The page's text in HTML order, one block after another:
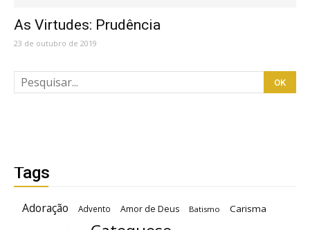
As Virtudes: Prudência
23 de outubro de 2019
Tags
Adoração Advento Amor de Deus Batismo Carisma